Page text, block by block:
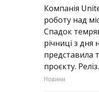
Компанія
роботу над
Спадок
річниці з
представила
проєкту.
Новини